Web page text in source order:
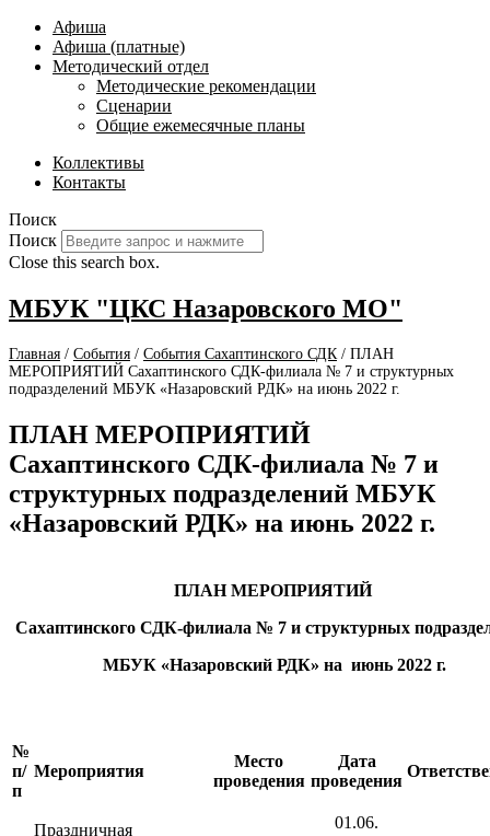
Афиша
Афиша (платные)
Методический отдел
Методические рекомендации
Сценарии
Общие ежемесячные планы
Коллективы
Контакты
Поиск
Поиск
Close this search box.
МБУК "ЦКС Назаровского МО"
Главная / События / События Сахаптинского СДК / ПЛАН
МЕРОПРИЯТИЙ Сахаптинского СДК-филиала № 7 и структурных
подразделений МБУК «Назаровский РДК» на июнь 2022 г.
ПЛАН МЕРОПРИЯТИЙ
Сахаптинского СДК-филиала № 7 и
структурных подразделений МБУК
«Назаровский РДК» на июнь 2022 г.
ПЛАН МЕРОПРИЯТИЙ
Сахаптинского СДК-филиала № 7 и структурных
МБУК «Назаровский РДК» на июнь 2022 г.
№
п/
п
Мероприятия
Место
проведения
Дата
проведения
Праздничная 01.06.